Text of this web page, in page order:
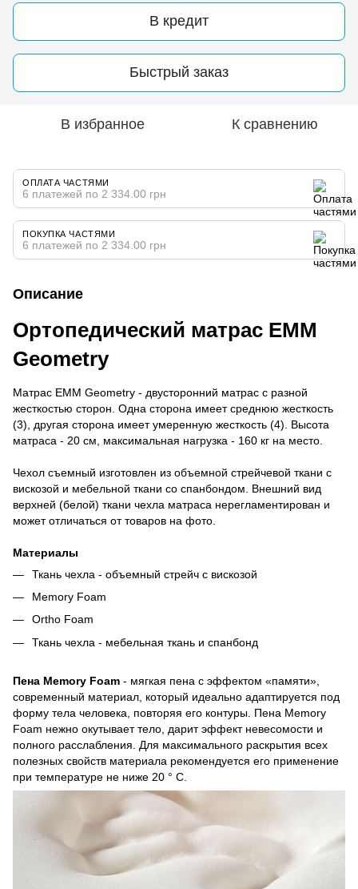
В кредит
Быстрый заказ
В избранное К сравнению
ОПЛАТА ЧАСТЯМИ
6 платежей по 2 334.00 грн
ПОКУПКА ЧАСТЯМИ
6 платежей по 2 334.00 грн
Описание
Ортопедический матрас ЕММ
Geometry
Матрас ЕММ Geometry - двусторонний матрас с разной
жесткостью сторон. Одна сторона имеет среднюю жесткость
(3), другая сторона имеет умеренную жесткость (4). Высота
матраса - 20 см, максимальная нагрузка - 160 кг на место.
Чехол съемный изготовлен из объемной стрейчевой ткани с
вискозой и мебельной ткани со спанбондом. Внешний вид
верхней (белой) ткани чехла матраса нерегламентирован и
может отличаться от товаров на фото.
Материалы
Ткань чехла - объемный стрейч с вискозой
Memory Foam
Ortho Foam
Ткань чехла - мебельная ткань и спанбонд
Пена Memory Foam - мягкая пена с эффектом «памяти»,
современный материал, который идеально адаптируется под
форму тела человека, повторяя его контуры. Пена Memory
Foam нежно окутывает тело, дарит эффект невесомости и
полного расслабления. Для максимального раскрытия всех
полезных свойств материала рекомендуется его применение
при температуре не ниже 20 ° С.